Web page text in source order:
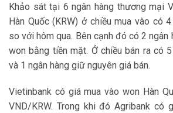
Khảo sát tại 6 ngân hàng thương mại
Hàn Quốc (KRW) ở chiều mua vào có
so với hôm qua. Bên cạnh đó có 2 ngân
won bằng tiền mặt. Ở chiều bán ra có
và 1 ngân hàng giữ nguyên giá bán.
Vietinbank có giá mua vào won Hàn
VND/KRW. Trong khi đó Agribank có